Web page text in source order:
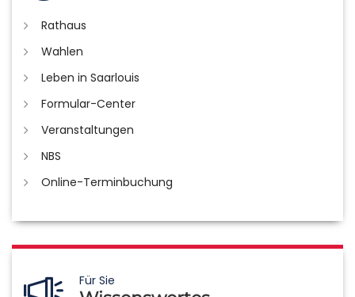
Rathaus
Wahlen
Leben in Saarlouis
Formular-Center
Veranstaltungen
NBS
Online-Terminbuchung
Für Sie